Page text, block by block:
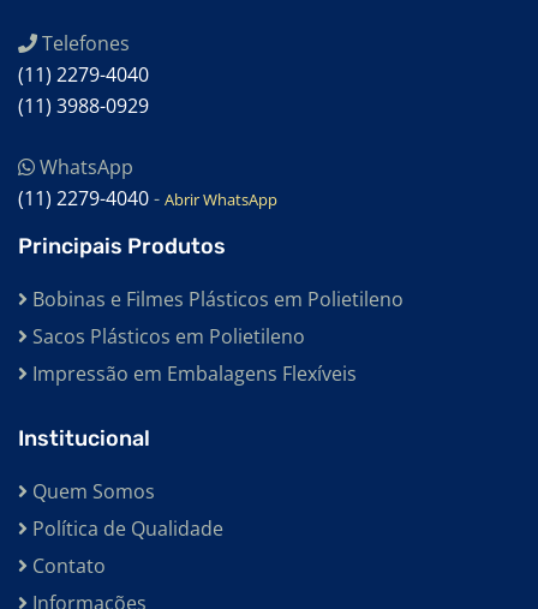
Telefones
(11) 2279-4040
(11) 3988-0929
WhatsApp
(11) 2279-4040- Abrir WhatsApp
Principais Produtos
Bobinas e Filmes Plásticos em Polietileno
Sacos Plásticos em Polietileno
Impressão em Embalagens Flexíveis
Institucional
Quem Somos
Política de Qualidade
Contato
Informações